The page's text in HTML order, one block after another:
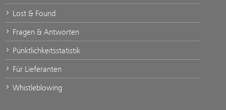
Lost & Found
Fragen & Antworten
Pünktlichkeitsstatistik
Für Lieferanten
Whistleblowing